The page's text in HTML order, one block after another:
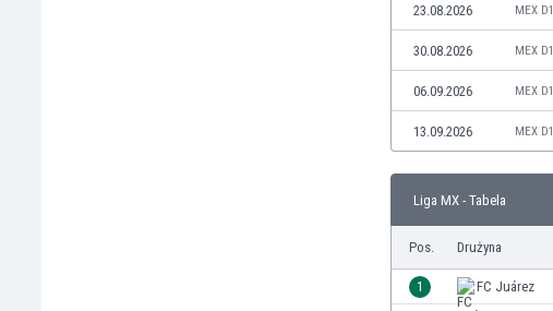
23.08.2026 MEX D1
30.08.2026 MEX D1
06.09.2026 MEX D1
13.09.2026 MEX D1
Liga MX - Tabela
Pos. Drużyna
1 FC Juárez